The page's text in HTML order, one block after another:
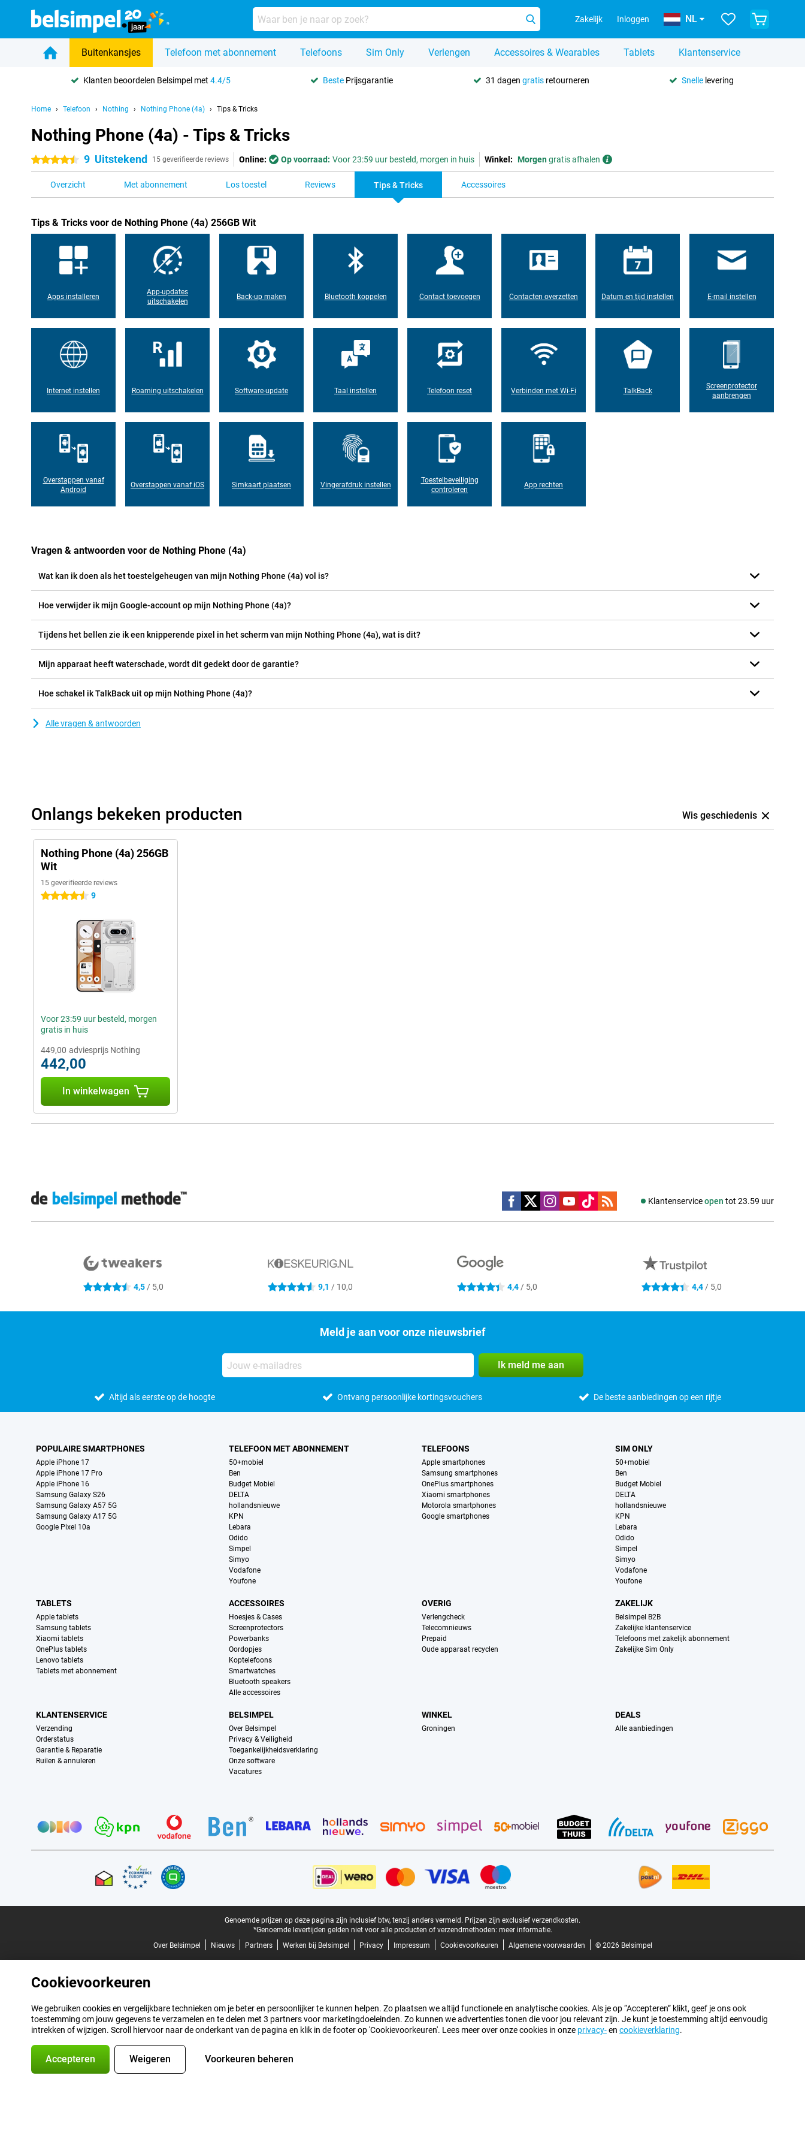
Zakelijk Inloggen NL
Buitenkansjes Telefoon met abonnement Telefoons Sim Only Verlengen Accessoires & Wearables Tablets Klantenservice
Klanten beoordelen Belsimpel met4.4/5 Beste Prijsgarantie 31 dagen gratisretourneren Snellelevering
Home Telefoon Nothing Nothing Phone (4a) Tips & Tricks
Nothing Phone (4a) - Tips & Tricks
4.5 sterren 9 Uitstekend 15 geverifieerde reviews Online: Op voorraad: Voor 23:59 uur besteld, morgen in huis Winkel: Morgengratis afhalen
Overzicht Met abonnement Los toestel Reviews Tips & Tricks Accessoires
Tips & Tricks voor de Nothing Phone (4a) 256GB Wit
Apps installeren
App-updates
uitschakelen
Back-up maken Bluetooth koppelen Contact toevoegen Contacten overzetten Datum en tijd instellen E-mail instellen
Internet instellen Roaming uitschakelen Software-update Taal instellen Telefoon reset Verbinden met Wi-Fi TalkBack
Screenprotector
aanbrengen
Overstappen vanaf
Android
Overstappen vanaf iOS Simkaart plaatsen Vingerafdruk instellen
Toestelbeveiliging
controleren
App rechten
Vragen & antwoorden voor de Nothing Phone (4a)
Wat kan ik doen als het toestelgeheugen van mijn Nothing Phone (4a) vol is?
Hoe verwijder ik mijn Google-account op mijn Nothing Phone (4a)?
Tijdens het bellen zie ik een knipperende pixel in het scherm van mijn Nothing Phone (4a), wat is dit?
Mijn apparaat heeft waterschade, wordt dit gedekt door de garantie?
Hoe schakel ik TalkBack uit op mijn Nothing Phone (4a)?
Alle vragen & antwoorden
Onlangs bekeken producten Wis geschiedenis
Nothing Phone (4a) 256GB
Wit
15 geverifieerde reviews
4.5 sterren 9
Voor 23:59 uur besteld, morgen
gratis in huis
449,00 adviesprijs Nothing
442,00
In winkelwagen
Klantenserviceopen tot 23.59 uur
Social media
4.5 sterren 4,5/ 5,0 4.6 sterren 9,1 / 10,0 4.4 sterren 4,4 / 5,0 4.4 sterren 4,4 / 5,0
Meld je aan voor onze nieuwsbrief
Ik meld me aan
Altijd als eerste op de hoogte Ontvang persoonlijke kortingsvouchers De beste aanbiedingen op een rijtje
POPULAIRE SMARTPHONES
Apple iPhone 17
Apple iPhone 17 Pro
Apple iPhone 16
Samsung Galaxy S26
Samsung Galaxy A57 5G
Samsung Galaxy A17 5G
Google Pixel 10a
TELEFOON MET ABONNEMENT
50+mobiel
Ben
Budget Mobiel
DELTA
hollandsnieuwe
KPN
Lebara
Odido
Simpel
Simyo
Vodafone
Youfone
TELEFOONS
Apple smartphones
Samsung smartphones
OnePlus smartphones
Xiaomi smartphones
Motorola smartphones
Google smartphones
SIM ONLY
50+mobiel
Ben
Budget Mobiel
DELTA
hollandsnieuwe
KPN
Lebara
Odido
Simpel
Simyo
Vodafone
Youfone
TABLETS
Apple tablets
Samsung tablets
Xiaomi tablets
OnePlus tablets
Lenovo tablets
Tablets met abonnement
ACCESSOIRES
Hoesjes & Cases
Screenprotectors
Powerbanks
Oordopjes
Koptelefoons
Smartwatches
Bluetooth speakers
Alle accessoires
OVERIG
Verlengcheck
Telecomnieuws
Prepaid
Oude apparaat recyclen
ZAKELIJK
Belsimpel B2B
Zakelijke klantenservice
Telefoons met zakelijk abonnement
Zakelijke Sim Only
KLANTENSERVICE
Verzending
Orderstatus
Garantie & Reparatie
Ruilen & annuleren
BELSIMPEL
Over Belsimpel
Privacy & Veiligheid
Toegankelijkheidsverklaring
Onze software
Vacatures
WINKEL
Groningen
DEALS
Alle aanbiedingen
Genoemde prijzen op deze pagina zijn inclusief btw, tenzij anders vermeld. Prijzen zijn exclusief verzendkosten.
*Genoemde levertijden gelden niet voor alle producten of verzendmethoden: meer informatie.
Over Belsimpel
Nieuws Partners Werken bij Belsimpel Privacy Impressum Cookievoorkeuren Algemene voorwaarden © 2026 Belsimpel
Cookievoorkeuren
We gebruiken cookies en vergelijkbare technieken om je beter en persoonlijker te kunnen helpen. Zo plaatsen we altijd functionele en analytische cookies. Als je op “Accepteren” klikt, geef je ons ook
toestemming om jouw gegevens te verzamelen en te delen met 3 partners voor marketingdoeleinden. Zo kunnen we advertenties tonen die voor jou relevant zijn. Je kunt je toestemming altijd eenvoudig
intrekken of wijzigen. Scroll hiervoor naar de onderkant van de pagina en klik in de footer op 'Cookievoorkeuren'. Lees meer over onze cookies in onze privacy-en cookieverklaring.
Accepteren Weigeren Voorkeuren beheren